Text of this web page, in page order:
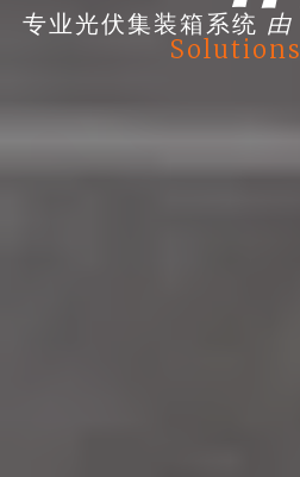
专业光伏集装箱系统 由
Solutions